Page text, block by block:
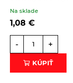
Na sklade
1,08 €
- +
KÚPIŤ